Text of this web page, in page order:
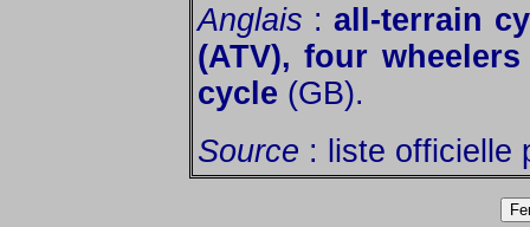
Anglais :all-terrain
(ATV), four
cycle (GB).
Source : liste officielle